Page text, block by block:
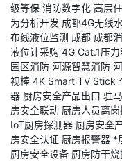
级等保 消防数字化 高层
为分析开发 成都4G无线
布线液位监测 成都 成都
液位计采购 4G Cat.1压力
园区消防 河源智慧消防
视棒 4K Smart TV Stick
器 厨房安全产品出口 驻
房安全联动 厨房人员离
IoT厨房探测器 厨房安全
房安全认证 厨房报警器 *
厨房安全设备 厨房防干